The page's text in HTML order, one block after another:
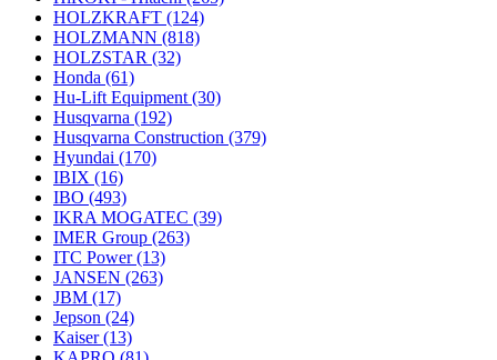
HOLZKRAFT (124)
HOLZMANN (818)
HOLZSTAR (32)
Honda (61)
Hu-Lift Equipment (30)
Husqvarna (192)
Husqvarna Construction (379)
Hyundai (170)
IBIX (16)
IBO (493)
IKRA MOGATEC (39)
IMER Group (263)
ITC Power(13)
JANSEN (263)
JBM (17)
Jepson (24)
Kaiser(13)